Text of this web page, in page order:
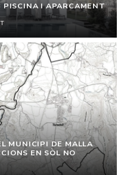
I APARCAMENT
MUNICIPI DE MALLA
EN SÒL NO